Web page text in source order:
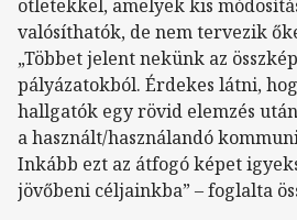
ötletekkel, amelyek kis
valósíthatók, de nem tervezik
„Többet jelent nekünk az
pályázatokból. Érdekes látni,
hallgatók egy rövid elemzés
a használt/használandó
Inkább ezt az átfogó képet
jövőbeni céljainkba” – foglalta